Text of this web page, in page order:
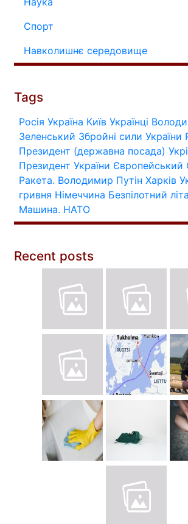
Спорт
Навколишнє середовище
Tags
Росія Україна Київ Українці
Зеленський Збройні сили України
Президент (державна посада)
Президент України Європейський
Ракета. Володимир Путін Харків
гривня Німеччина Безпілотний
Машина. НАТО
Recent posts